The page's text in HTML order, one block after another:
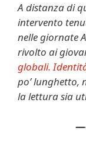
A distanza di
intervento
nelle giornate
rivolto ai
globali.
po’ lunghetto,
la lettura sia